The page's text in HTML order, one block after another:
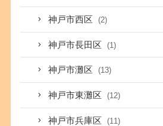
神戸市西区 (2)
神戸市長田区 (1)
神戸市灘区 (13)
神戸市東灘区 (12)
神戸市兵庫区 (11)